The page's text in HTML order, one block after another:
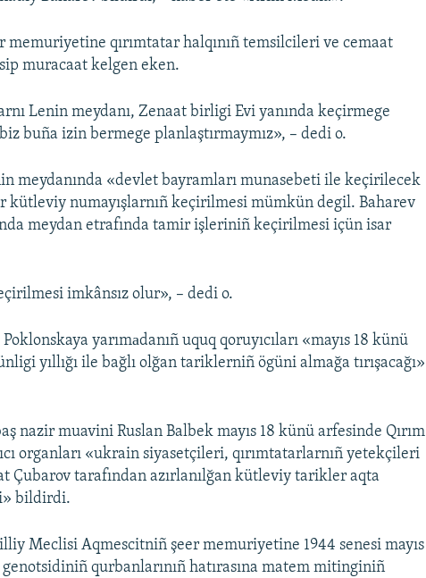
memuriyetine qırımtatar halqınıñ temsilcileri ve cemaat
muracaat kelgen eken.
Lenin meydanı, Zenaat birligi Evi yanında keçirmege
buña izin bermege planlaştırmaymız», – dedi o.
meydanında «devlet bayramları munasebeti ile keçirilecek
kütleviy numayışlarnıñ keçirilmesi mümkün degil. Baharev
meydan etrafında tamir işleriniñ keçirilmesi içün isar
imkânsız olur», – dedi o.
yarımаdanıñ uquq qoruyıcıları «mayıs 18 künü
yıllığı ile bağlı olğan tariklerniñ ögüni almağa tırışacağı»
nazir muavini Ruslan Balbek mayıs 18 künü arfesinde Qırım
organları «ukrain siyasetçileri, qırımtatarlarnıñ yetekçileri
Çubarov tarafından azırlanılğan kütleviy tarikler aqta
bildirdi.
Meclisi Aqmescitniñ şeer memuriyetine 1944 senesi mayıs
genotsidiniñ qurbanlarınıñ hatırasına matem mitinginiñ